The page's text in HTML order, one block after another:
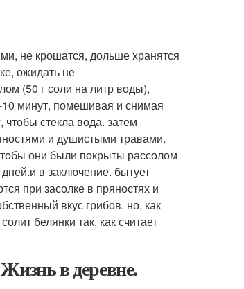
не крошатся, дольше хранятся
ожидать не
(50 г соли на литр воды),
10 минут, помешивая и снимая
стекла вода. затем
и душистыми травами.
они были покрыты рассолом
в заключение. бытует
при засолке в пряностях и
вкус грибов. но, как
белянки так, как считает
в деревне.